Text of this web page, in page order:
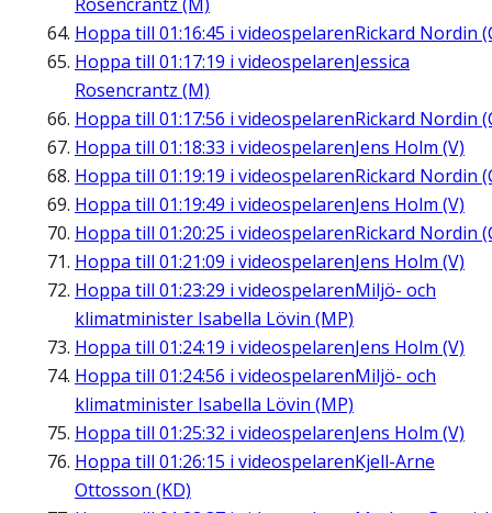
Hoppa till 01:16:45 i videospelarenRickard Nordin
Hoppa till 01:17:19 i videospelarenJessica
Rosencrantz (M)
Hoppa till 01:17:56 i videospelarenRickard Nordin
Hoppa till 01:18:33 i videospelarenJens Holm (V)
Hoppa till 01:19:19 i videospelarenRickard Nordin
Hoppa till 01:19:49 i videospelarenJens Holm (V)
Hoppa till 01:20:25 i videospelarenRickard Nordin
Hoppa till 01:21:09 i videospelarenJens Holm (V)
Hoppa till 01:23:29 i videospelarenMiljö- och
klimatminister Isabella Lövin (MP)
Hoppa till 01:24:19 i videospelarenJens Holm (V)
Hoppa till 01:24:56 i videospelarenMiljö- och
klimatminister Isabella Lövin (MP)
Hoppa till 01:25:32 i videospelarenJens Holm (V)
Hoppa till 01:26:15 i videospelarenKjell-Arne
Ottosson (KD)